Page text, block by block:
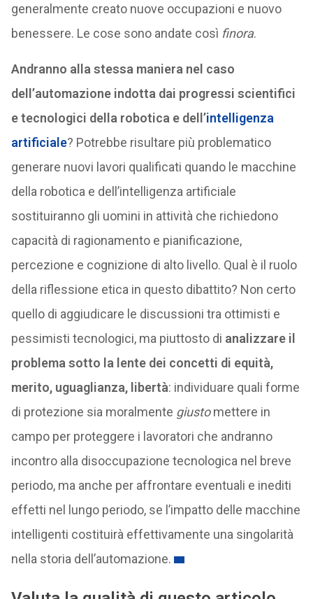
generalmente creato nuove occupazioni e nuovo
benessere. Le cose sono andate così finora.
Andranno alla stessa maniera nel caso
dell’automazione indotta dai progressi scientifici
e tecnologici della robotica e dell’intelligenza
artificiale? Potrebbe risultare più problematico
generare nuovi lavori qualificati quando le macchine
della robotica e dell’intelligenza artificiale
sostituiranno gli uomini in attività che richiedono
capacità di ragionamento e pianificazione,
percezione e cognizione di alto livello. Qual è il ruolo
della riflessione etica in questo dibattito? Non certo
quello di aggiudicare le discussioni tra ottimisti e
pessimisti tecnologici, ma piuttosto di analizzare il
problema sotto la lente dei concetti di equità,
merito, uguaglianza, libertà: individuare quali forme
di protezione sia moralmente giustomettere in
campo per proteggere i lavoratori che andranno
incontro alla disoccupazione tecnologica nel breve
periodo, ma anche per affrontare eventuali e inediti
effetti nel lungo periodo, se l’impatto delle macchine
intelligenti costituirà effettivamente una singolarità
nella storia dell’automazione.